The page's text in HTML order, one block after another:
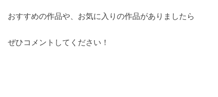
おすすめの作品や、お気に入りの作品がありましたら
ぜひコメントしてください！